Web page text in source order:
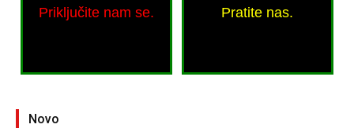
Priključite nam se.
Pratite nas.
Novo